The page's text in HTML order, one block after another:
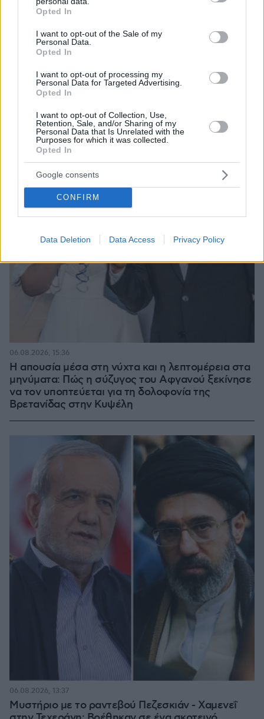
grant or deny consent to Google and its third-party tags to
use your data for below specified purposes in below Google
consent section.
Opted In
I want to opt-out of the Sale of my
Personal Data.
Opted In
I want to opt-out of processing my
Personal Data for Targeted Advertising.
Opted In
I want to opt-out of Collection, Use,
Retention, Sale, and/or Sharing of my
Personal Data that Is Unrelated with the
Purposes for which it was collected.
Opted In
Google consents
CONFIRM
Data Deletion Data Access Privacy Policy
Η αποκαλυπτική κατάθεση της συζύγου του
Αφγανού: Πώς γνωρίσαμε τη Λίσα, γιατί
Η απουσία μέσα στη νύχτα και η λεπτομέρεια στα
μηνύματα: Πώς η σύζυγος του Αφγανού ξεκίνησε
να τον υποπτεύεται για τη δολοφονία της
Βρετανίδας στην Κυψέλη
06.08.2026, 15:36
Μυστήριο με το ραντεβού Πεζεσκιάν - Χαμενεΐ
06.08.2026, 13:37